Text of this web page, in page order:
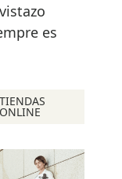
es
TIENDAS
ONLINE